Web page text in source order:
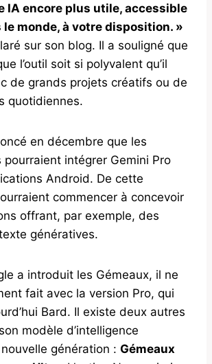
IA encore plus utile, accessible
monde, à votre disposition. »
sur son blog. Il a souligné que
l’outil soit si polyvalent qu’il
de grands projets créatifs ou de
quotidiennes.
en décembre que les
pourraient intégrer Gemini Pro
Android. De cette
commencer à concevoir
offrant, par exemple, des
génératives.
a introduit les Gémeaux, il ne
fait avec la version Pro, qui
Bard. Il existe deux autres
modèle d’intelligence
génération : Gémeaux